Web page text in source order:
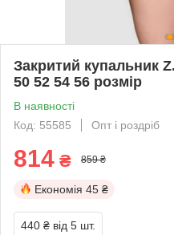
Закритий купальник
50 52 54 56 розмір
В наявності
Код: 55585
Опт і роздріб
814 ₴ 859 ₴
Економія 45 ₴
440 ₴ від 5 шт.